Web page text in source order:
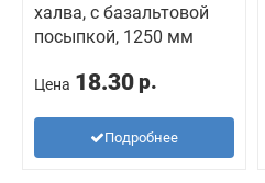
халва, с базальтовой
посыпкой, 1250 мм
Цена 18.30 р.
Подробнее